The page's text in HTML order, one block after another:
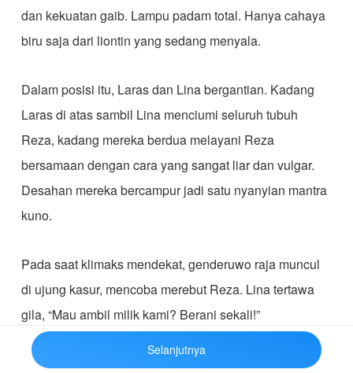
dan kekuatan gaib. Lampu padam total. Hanya cahaya
biru saja dari liontin yang sedang menyala.
Dalam posisi itu, Laras dan Lina bergantian. Kadang
Laras di atas sambil Lina menciumi seluruh tubuh
Reza, kadang mereka berdua melayani Reza
bersamaan dengan cara yang sangat liar dan vulgar.
Desahan mereka bercampur jadi satu nyanyian mantra
kuno.
Pada saat klimaks mendekat, genderuwo raja muncul
di ujung kasur, mencoba merebut Reza. Lina tertawa
gila, “Mau ambil milik kami? Berani sekali!”
Dia mengangkat tangan. Tubuhnya bercahaya hijau.
Selanjutnya